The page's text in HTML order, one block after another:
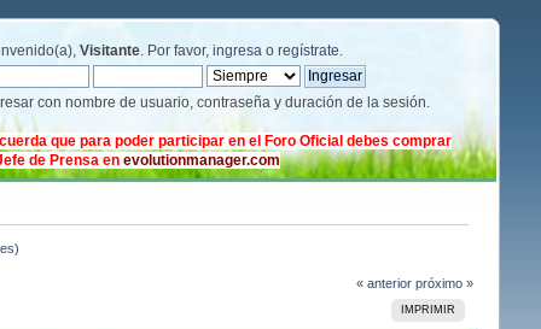
Visitante. Por favor,ingresa oregístrate.
con nombre de usuario, contraseña y duración de la sesión.
que para poder participar en el Foro Oficial debes comprar
de Prensa enevolutionmanager.com
« anterior próximo »
IMPRIMIR